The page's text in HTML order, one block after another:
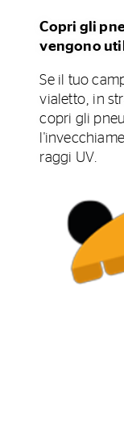
Copri gli
vengono
Se il tuo
vialetto, in
copri gli
raggi UV.